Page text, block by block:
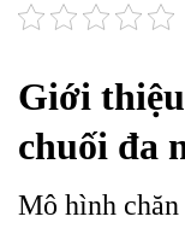
Giới
chuối đa
Mô hình